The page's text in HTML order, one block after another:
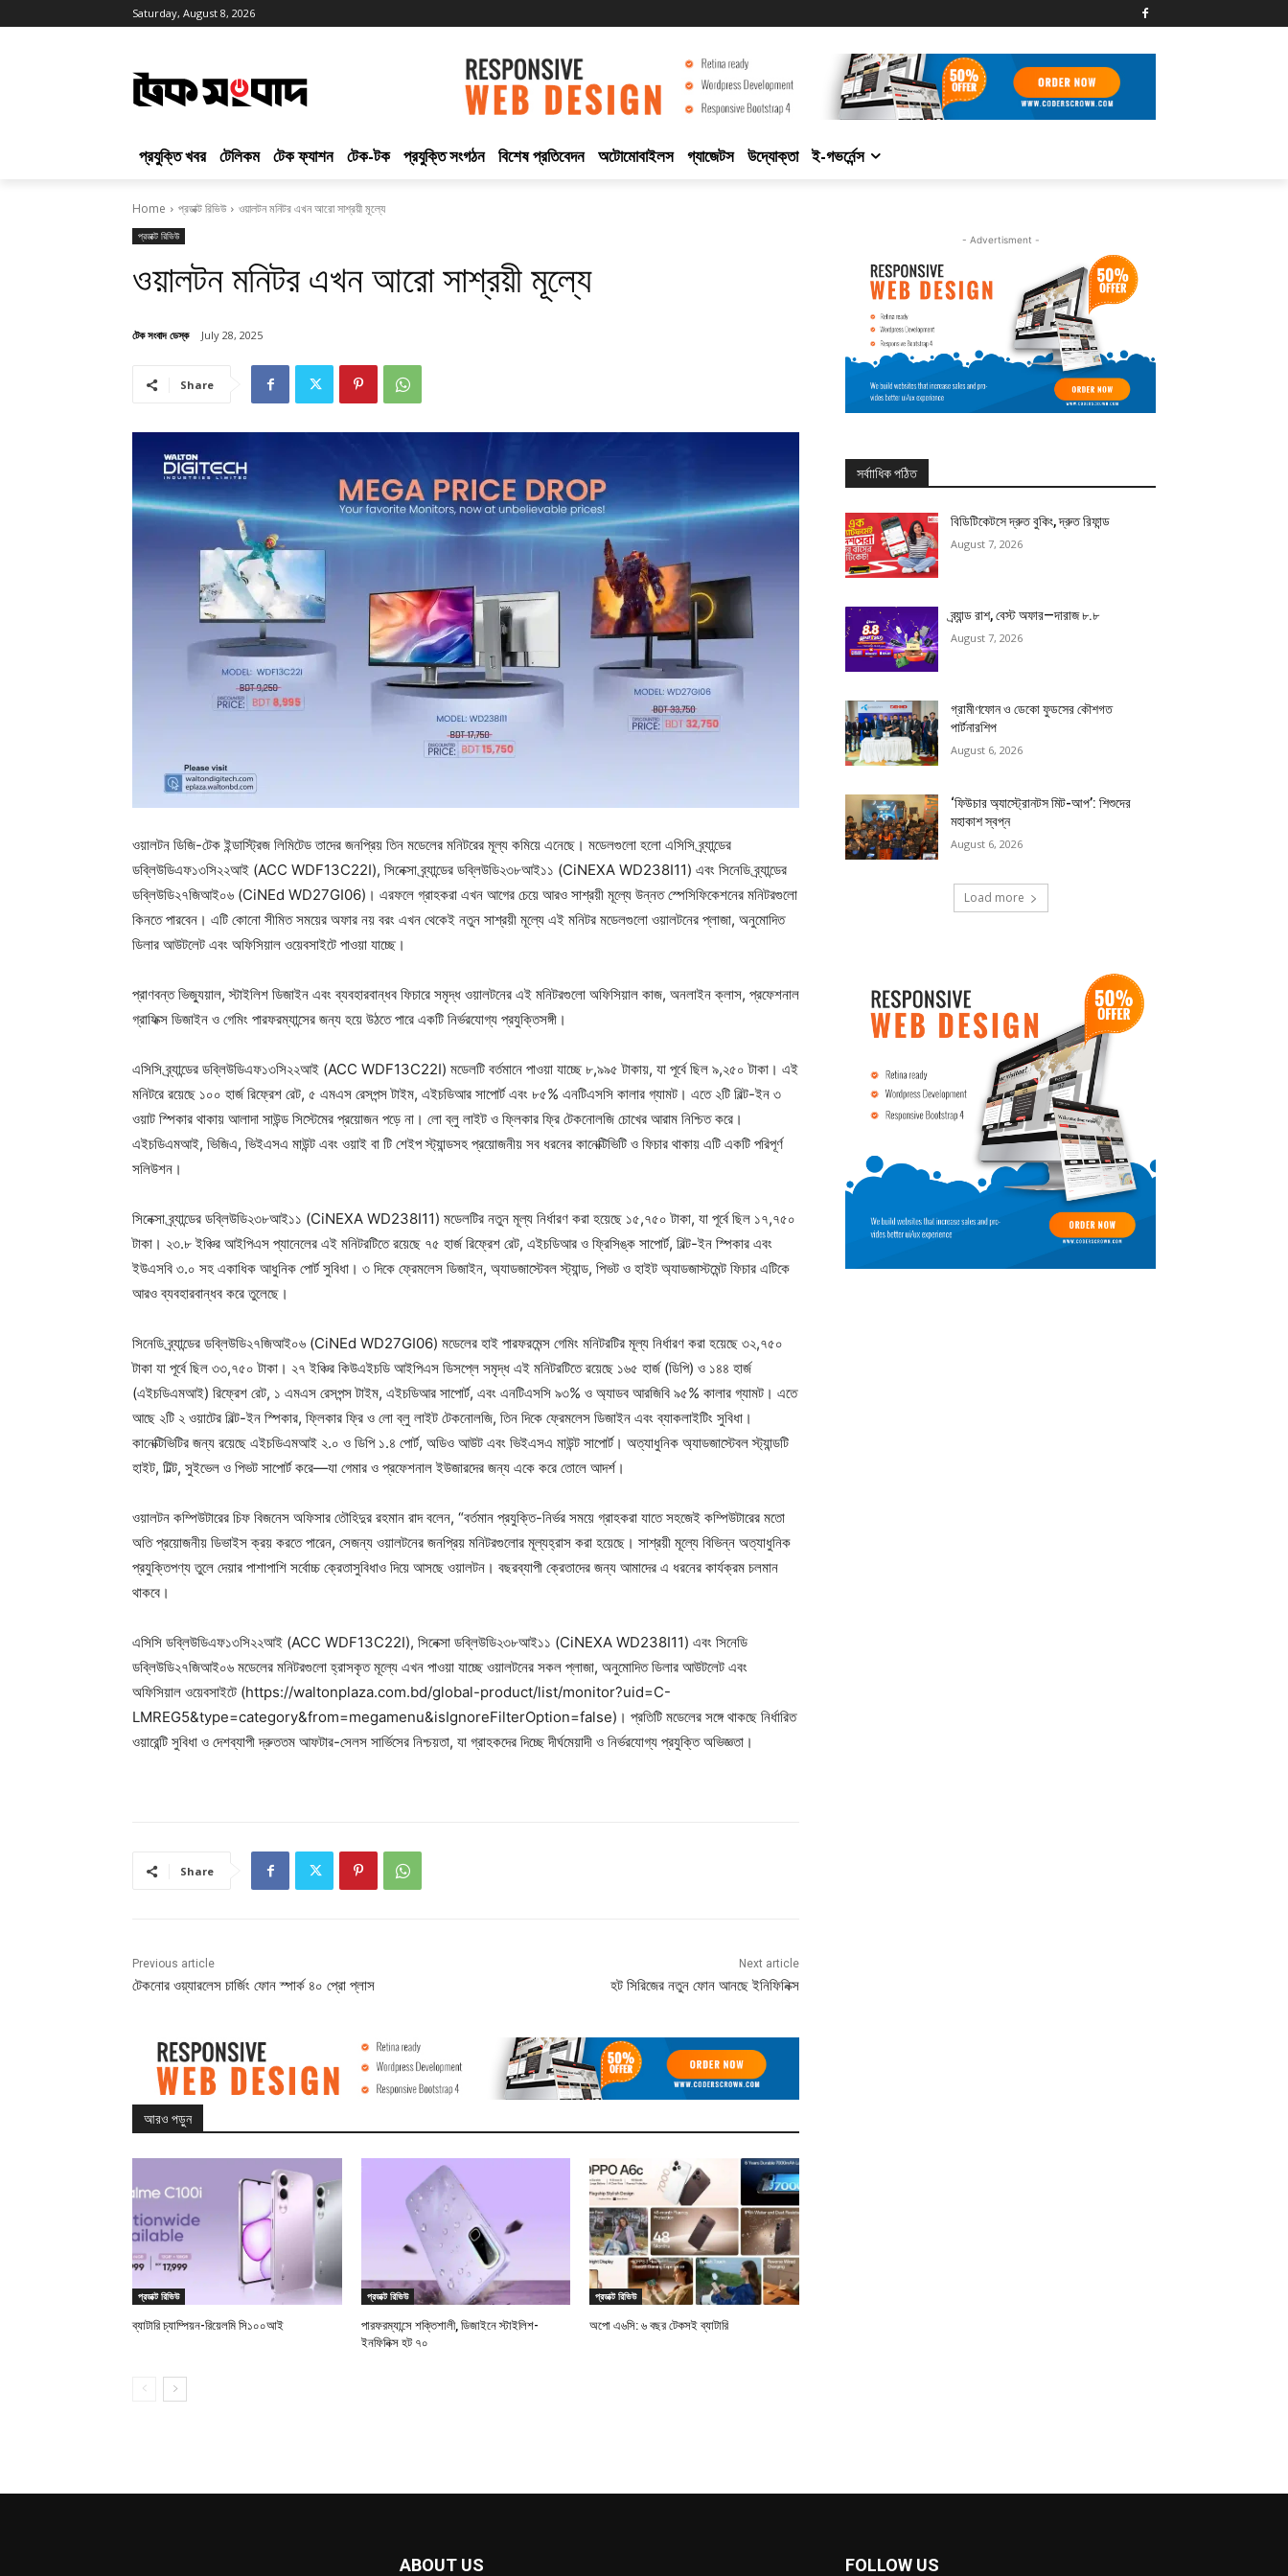
Saturday, August 8, 2026
প্রযুক্তি খবর টেলিকম টেক ফ্যাশন টেক-টক প্রযুক্তি সংগঠন বিশেষ প্রতিবেদন অটোমোবাইলস গ্যাজেটস উদ্যোক্তা ই-গভর্নেন্স
Home প্রডাক্ট রিভিউ ওয়ালটন মনিটর এখন আরো সাশ্রয়ী মূল্যে
প্রডাক্ট রিভিউ
ওয়ালটন মনিটর এখন আরো সাশ্রয়ী মূল্যে
টেক সংবাদ ডেস্ক July 28, 2025
Share
ওয়ালটন ডিজি-টেক ইন্ডাস্ট্রিজ লিমিটেড তাদের জনপ্রিয় তিন মডেলের মনিটরের মূল্য কমিয়ে এনেছে। মডেলগুলো হলো এসিসি ব্র্যান্ডের
ডব্লিউডিএফ১৩সি২২আই (ACC WDF13C22I), সিনেক্সা ব্র্যান্ডের ডব্লিউডি২৩৮আই১১ (CiNEXA WD238I11) এবং সিনেডি ব্র্যান্ডের
ডব্লিউডি২৭জিআই০৬ (CiNEd WD27GI06)। এরফলে গ্রাহকরা এখন আগের চেয়ে আরও সাশ্রয়ী মূল্যে উন্নত স্পেসিফিকেশনের মনিটরগুলো
কিনতে পারবেন। এটি কোনো সীমিত সময়ের অফার নয় বরং এখন থেকেই নতুন সাশ্রয়ী মূল্যে এই মনিটর মডেলগুলো ওয়ালটনের প্লাজা, অনুমোদিত
ডিলার আউটলেট এবং অফিসিয়াল ওয়েবসাইটে পাওয়া যাচ্ছে।
প্রাণবন্ত ভিজ্যুয়াল, স্টাইলিশ ডিজাইন এবং ব্যবহারবান্ধব ফিচারে সমৃদ্ধ ওয়ালটনের এই মনিটরগুলো অফিসিয়াল কাজ, অনলাইন ক্লাস, প্রফেশনাল
গ্রাফিক্স ডিজাইন ও গেমিং পারফরম্যান্সের জন্য হয়ে উঠতে পারে একটি নির্ভরযোগ্য প্রযুক্তিসঙ্গী।
এসিসি ব্র্যান্ডের ডব্লিউডিএফ১৩সি২২আই (ACC WDF13C22I) মডেলটি বর্তমানে পাওয়া যাচ্ছে ৮,৯৯৫ টাকায়, যা পূর্বে ছিল ৯,২৫০ টাকা। এই
মনিটরে রয়েছে ১০০ হার্জ রিফ্রেশ রেট, ৫ এমএস রেসপন্স টাইম, এইচডিআর সাপোর্ট এবং ৮৫% এনটিএসসি কালার গ্যামট। এতে ২টি বিল্ট-ইন ৩
ওয়াট স্পিকার থাকায় আলাদা সাউন্ড সিস্টেমের প্রয়োজন পড়ে না। লো ব্লু লাইট ও ফ্লিকার ফ্রি টেকনোলজি চোখের আরাম নিশ্চিত করে।
এইচডিএমআই, ভিজিএ, ভিইএসএ মাউন্ট এবং ওয়াই বা টি শেইপ স্ট্যান্ডসহ প্রয়োজনীয় সব ধরনের কানেক্টিভিটি ও ফিচার থাকায় এটি একটি পরিপূর্ণ
সলিউশন।
সিনেক্সা ব্র্যান্ডের ডব্লিউডি২৩৮আই১১ (CiNEXA WD238I11) মডেলটির নতুন মূল্য নির্ধারণ করা হয়েছে ১৫,৭৫০ টাকা, যা পূর্বে ছিল ১৭,৭৫০
টাকা। ২৩.৮ ইঞ্চির আইপিএস প্যানেলের এই মনিটরটিতে রয়েছে ৭৫ হার্জ রিফ্রেশ রেট, এইচডিআর ও ফ্রিসিঙ্ক সাপোর্ট, বিল্ট-ইন স্পিকার এবং
ইউএসবি ৩.০ সহ একাধিক আধুনিক পোর্ট সুবিধা। ৩ দিকে ফ্রেমলেস ডিজাইন, অ্যাডজাস্টেবল স্ট্যান্ড, পিভট ও হাইট অ্যাডজাস্টমেন্ট ফিচার এটিকে
আরও ব্যবহারবান্ধব করে তুলেছে।
সিনেডি ব্র্যান্ডের ডব্লিউডি২৭জিআই০৬ (CiNEd WD27GI06) মডেলের হাই পারফরমেন্স গেমিং মনিটরটির মূল্য নির্ধারণ করা হয়েছে ৩২,৭৫০
টাকা যা পূর্বে ছিল ৩৩,৭৫০ টাকা। ২৭ ইঞ্চির কিউএইচডি আইপিএস ডিসপ্লে সমৃদ্ধ এই মনিটরটিতে রয়েছে ১৬৫ হার্জ (ডিপি) ও ১৪৪ হার্জ
(এইচডিএমআই) রিফ্রেশ রেট, ১ এমএস রেসপন্স টাইম, এইচডিআর সাপোর্ট, এবং এনটিএসসি ৯৩% ও অ্যাডব আরজিবি ৯৫% কালার গ্যামট। এতে
আছে ২টি ২ ওয়াটের বিল্ট-ইন স্পিকার, ফ্লিকার ফ্রি ও লো ব্লু লাইট টেকনোলজি, তিন দিকে ফ্রেমলেস ডিজাইন এবং ব্যাকলাইটিং সুবিধা।
কানেক্টিভিটির জন্য রয়েছে এইচডিএমআই ২.০ ও ডিপি ১.৪ পোর্ট, অডিও আউট এবং ভিইএসএ মাউন্ট সাপোর্ট। অত্যাধুনিক অ্যাডজাস্টেবল স্ট্যান্ডটি
হাইট, টিল্ট, সুইভেল ও পিভট সাপোর্ট করে—যা গেমার ও প্রফেশনাল ইউজারদের জন্য একে করে তোলে আদর্শ।
ওয়ালটন কম্পিউটারের চিফ বিজনেস অফিসার তৌহিদুর রহমান রাদ বলেন, “বর্তমান প্রযুক্তি-নির্ভর সময়ে গ্রাহকরা যাতে সহজেই কম্পিউটারের মতো
অতি প্রয়োজনীয় ডিভাইস ক্রয় করতে পারেন, সেজন্য ওয়ালটনের জনপ্রিয় মনিটরগুলোর মূল্যহ্রাস করা হয়েছে। সাশ্রয়ী মূল্যে বিভিন্ন অত্যাধুনিক
প্রযুক্তিপণ্য তুলে দেয়ার পাশাপাশি সর্বোচ্চ ক্রেতাসুবিধাও দিয়ে আসছে ওয়ালটন। বছরব্যাপী ক্রেতাদের জন্য আমাদের এ ধরনের কার্যক্রম চলমান
থাকবে।
এসিসি ডব্লিউডিএফ১৩সি২২আই (ACC WDF13C22I), সিনেক্সা ডব্লিউডি২৩৮আই১১ (CiNEXA WD238I11) এবং সিনেডি
ডব্লিউডি২৭জিআই০৬ মডেলের মনিটরগুলো হ্রাসকৃত মূল্যে এখন পাওয়া যাচ্ছে ওয়ালটনের সকল প্লাজা, অনুমোদিত ডিলার আউটলেট এবং
অফিসিয়াল ওয়েবসাইটে (https://waltonplaza.com.bd/global-product/list/monitor?uid=C-
LMREG5&type=category&from=megamenu&isIgnoreFilterOption=false)। প্রতিটি মডেলের সঙ্গে থাকছে নির্ধারিত
ওয়ারেন্টি সুবিধা ও দেশব্যাপী দ্রুততম আফটার-সেলস সার্ভিসের নিশ্চয়তা, যা গ্রাহকদের দিচ্ছে দীর্ঘমেয়াদী ও নির্ভরযোগ্য প্রযুক্তি অভিজ্ঞতা।
Share
Previous article
টেকনোর ওয়্যারলেস চার্জিং ফোন স্পার্ক ৪০ প্রো প্লাস
Next article
হট সিরিজের নতুন ফোন আনছে ইনিফিনিক্স
আরও পড়ুন
প্রডাক্ট রিভিউ
ব্যাটারি চ্যাম্পিয়ন-রিয়েলমি সি১০০আই
প্রডাক্ট রিভিউ
পারফরম্যান্সে শক্তিশালী, ডিজাইনে স্টাইলিশ-
ইনফিনিক্স হট ৭০
প্রডাক্ট রিভিউ
অপো এ৬সি: ৬ বছর টেকসই ব্যাটারি
- Advertisment -
সর্বাাধিক পঠিত
বিডিটিকেটসে দ্রুত বুকিং, দ্রুত রিফান্ড
August 7, 2026
ব্র্যান্ড রাশ, বেস্ট অফার—দারাজ ৮.৮
August 7, 2026
গ্রামীণফোন ও ডেকো ফুডসের কৌশগত
পার্টনারশিপ
August 6, 2026
‘ফিউচার অ্যাস্ট্রোনটস মিট-আপ’: শিশুদের
মহাকাশ স্বপ্ন
August 6, 2026
Load more
ABOUT US FOLLOW US